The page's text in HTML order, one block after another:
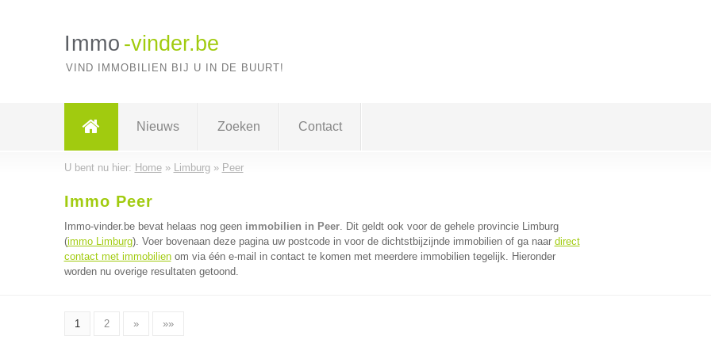
Immo -vinder.be
VIND IMMOBILIEN BIJ U IN DE BUURT!
Nieuws Zoeken Contact
U bent nu hier: Home» Limburg» Peer
Immo Peer
Immo-vinder.be bevat helaas nog geen immobilien in Peer. Dit geldt ook voor de gehele provincie Limburg
(immo Limburg). Voer bovenaan deze pagina uw postcode in voor de dichtstbijzijnde immobilien of ga naar direct
contact met immobilienom via één e-mail in contact te komen met meerdere immobilien tegelijk. Hieronder
worden nu overige resultaten getoond.
1 2 » »»